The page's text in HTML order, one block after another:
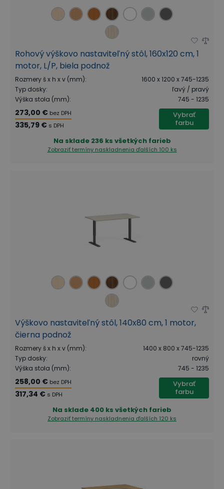
Rohový výškovo nastaviteľný stôl, 160x120 cm, 1
motor, L/P, biela podnož
Rozmery š x h x v (mm):
1600 x 1200 x 745-1235
Typ dosky:
ľavý / pravý
Výška stola (mm): 745 - 1235
273,00 € bez DPH
335,79 € s DPH
Vybrať
farbu
Na sklade 236 ks všetkých farieb
Zobraziť termíny naskladnenia ďalších 100 ks
Výškovo nastaviteľný stôl, 140x80 cm, 1 motor,
čierna podnož
Rozmery š x h x v (mm):
1400 x 800 x 745-1235
Typ dosky:
rovný
Výška stola (mm): 745 - 1235
258,00 € bez DPH
317,34 € s DPH
Vybrať
farbu
Na sklade 400 ks všetkých farieb
Zobraziť termíny naskladnenia ďalších 120 ks